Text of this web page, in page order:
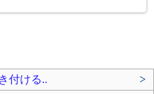
付ける..
>